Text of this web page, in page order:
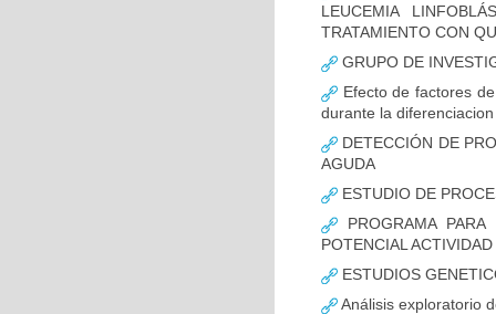
LEUCEMIA
TRATAMIENTO CON
GRUPO DE
Efecto de factores
durante la
DETECCIÓN DE
AGUDA
ESTUDIO DE
PROGRAMA
POTENCIAL
ESTUDIOS
Análisis exploratorio